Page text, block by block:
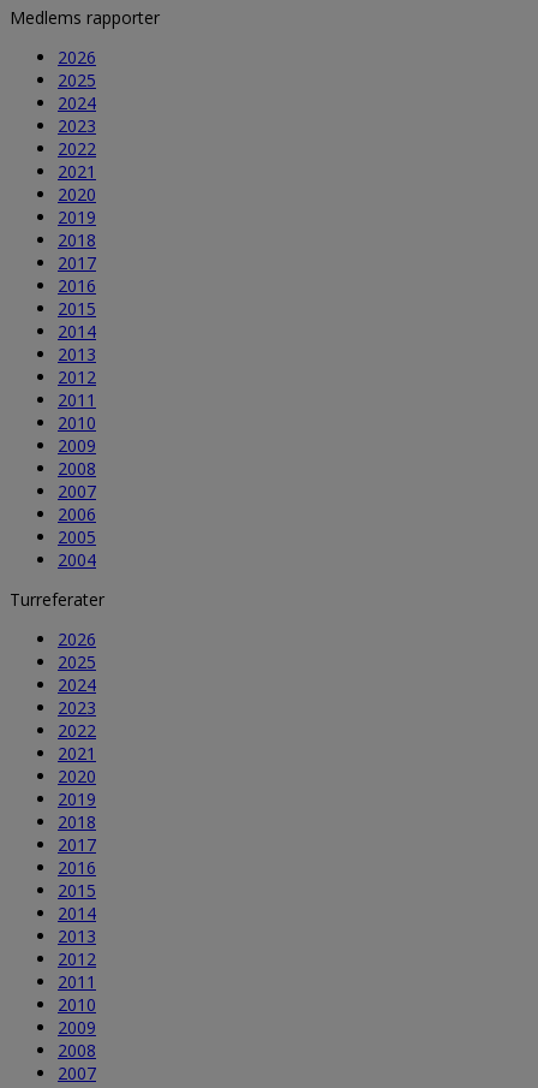
Medlems rapporter
2026
2025
2024
2023
2022
2021
2020
2019
2018
2017
2016
2015
2014
2013
2012
2011
2010
2009
2008
2007
2006
2005
2004
Turreferater
2026
2025
2024
2023
2022
2021
2020
2019
2018
2017
2016
2015
2014
2013
2012
2011
2010
2009
2008
2007